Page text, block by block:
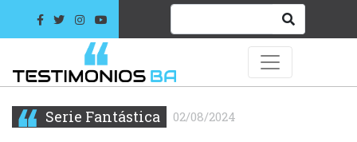
Serie Fantástica 02/08/2024